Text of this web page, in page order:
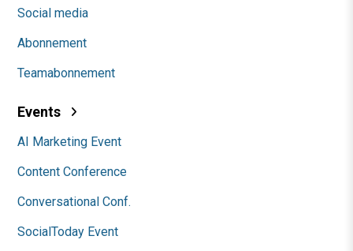
Social media
Abonnement
Teamabonnement
Events
AI Marketing Event
Content Conference
Conversational Conf.
SocialToday Event